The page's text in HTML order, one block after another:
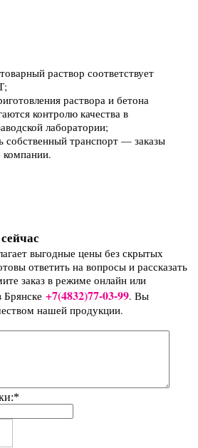
раствор соответствует
раствора и бетона
контролю качества в
лаборатории;
собственный транспорт — заказы
компании.
выгодные цены без скрытых
ответить на вопросы и рассказать
заказ в режиме онлайн или
Брянске +7(4832)77-03-99. Вы
нашей продукции.
*